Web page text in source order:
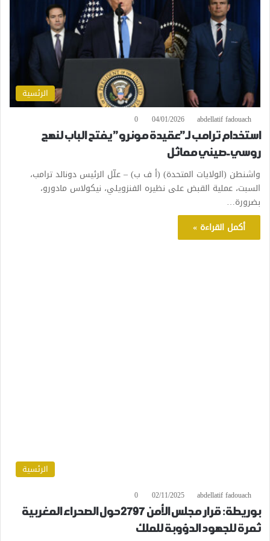
الرئسية
abdellatif fadouach
04/01/2026
0
استخدام ترامب لـ”عقيدة مونرو” يفتح الباب لنهج
روسي-صيني مماثل
واشنطن (الولايات المتحدة) (أ ف ب) – علّل الرئيس دونالد ترامب،
السبت، عملية القبض على نظيره الفنزويلي، نيكولاس مادورو،
بضرورة…
أكمل القراءة »
الرئسية
abdellatif fadouach
02/11/2025
0
بوريطة: قرار مجلس الأمن 2797 حول الصحراء المغربية
ثمرة للجهود الدؤوبة للملك